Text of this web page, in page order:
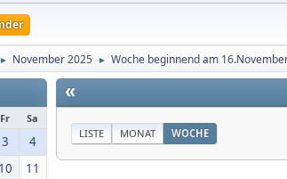
► November 2025 ► Woche beginnend am
Fr Sa
3
4
10
11
«
LISTE MONAT WOCHE